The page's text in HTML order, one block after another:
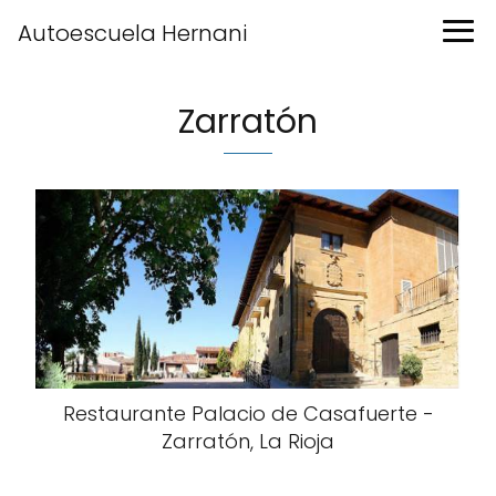
Autoescuela Hernani
Zarratón
Restaurante Palacio de Casafuerte -
Zarratón, La Rioja